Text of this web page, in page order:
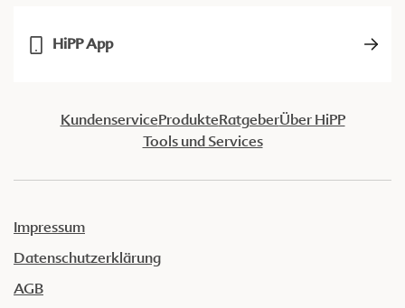
HiPP App
KundenserviceProdukteRatgeberÜber HiPP
Tools und Services
Impressum
Datenschutzerklärung
AGB